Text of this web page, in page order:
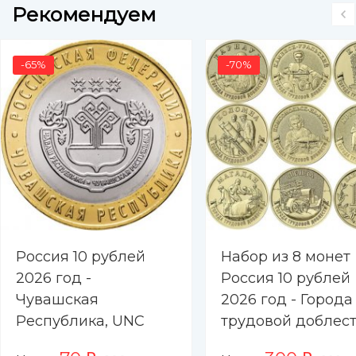
Рекомендуем
-65%
Россия 10 рублей
2026 год -
Чувашская
Республика, UNC
-70%
Набор из 8 монет
Россия 10 рублей
2026 год - Города
трудовой